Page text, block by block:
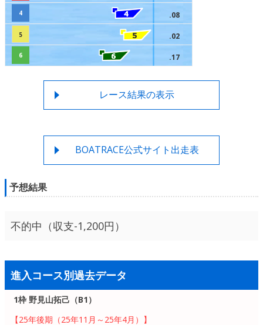
4 .08
5 .02
6 .17
レース結果の表示
BOATRACE公式サイト出走表
予想結果
不的中（収支-1,200円）
進入コース別過去データ
1枠 野見山拓己（B1）
【25年後期（25年11月～25年4月）】